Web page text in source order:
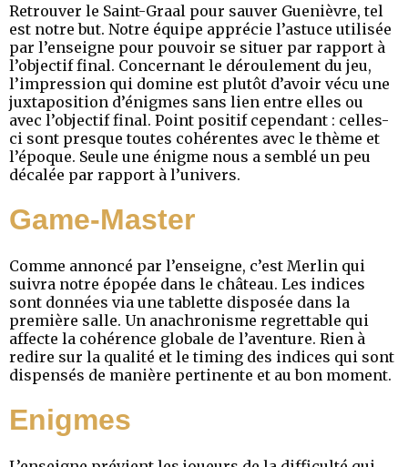
Retrouver le Saint-Graal pour sauver Guenièvre, tel
est notre but. Notre équipe apprécie l’astuce utilisée
par l’enseigne pour pouvoir se situer par rapport à
l’objectif final. Concernant le déroulement du jeu,
l’impression qui domine est plutôt d’avoir vécu une
juxtaposition d’énigmes sans lien entre elles ou
avec l’objectif final. Point positif cependant : celles-
ci sont presque toutes cohérentes avec le thème et
l’époque. Seule une énigme nous a semblé un peu
décalée par rapport à l’univers.
Game-Master
Comme annoncé par l’enseigne, c’est Merlin qui
suivra notre épopée dans le château. Les indices
sont données via une tablette disposée dans la
première salle. Un anachronisme regrettable qui
affecte la cohérence globale de l’aventure. Rien à
redire sur la qualité et le timing des indices qui sont
dispensés de manière pertinente et au bon moment.
Enigmes